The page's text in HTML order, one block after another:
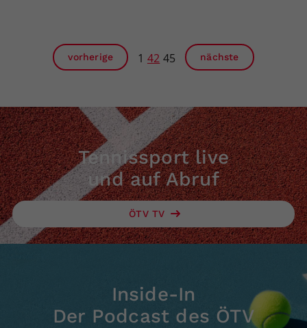
vorherige 1 42 45 nächste
Tennissport live
und auf Abruf
ÖTV TV
Inside-In
Der Podcast des ÖTV